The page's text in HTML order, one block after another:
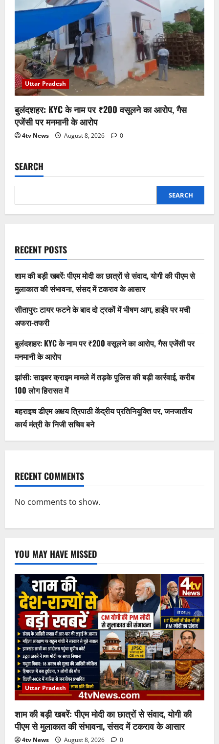
Uttar Pradesh
बुलंदशहर: KYC के नाम पर ₹200 वसूलने का आरोप, गैस
एजेंसी पर मनमानी के आरोप
4tv News August 8, 2026 0
SEARCH
SEARCH
RECENT POSTS
शाम की बड़ी खबरें: पीएम मोदी का छात्रों से संवाद, योगी की पीएम से
मुलाकात की संभावना, संसद में टकराव के आसार
सीतापुर: टायर फटने के बाद दो ट्रकों में भीषण आग, हाईवे पर मची
अफरा-तफरी
बुलंदशहर: KYC के नाम पर ₹200 वसूलने का आरोप, गैस एजेंसी पर
मनमानी के आरोप
झांसी: साइबर क्राइम मामले में तड़के पुलिस की बड़ी कार्रवाई, करीब
100 लोग हिरासत में
बहराइच डीएम अक्षय त्रिपाठी केंद्रीय प्रतिनियुक्ति पर, जनजातीय
कार्य मंत्री के निजी सचिव बने
RECENT COMMENTS
No comments to show.
YOU MAY HAVE MISSED
Uttar Pradesh
शाम की बड़ी खबरें: पीएम मोदी का छात्रों से संवाद, योगी की
पीएम से मुलाकात की संभावना, संसद में टकराव के आसार
4tv News August 8, 2026 0